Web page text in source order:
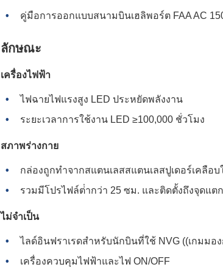
คู่มือการออกแบบสนามบินเฮลิพอร์ต FAA AC
ลักษณะ
เครื่องไฟฟ้า
ไฟฉายไฟแรงสูง LED ประหยัดพลังงาน
ระยะเวลาการใช้งาน LED ≥100,000 ชั่วโมง
สภาพร่างกาย
กล่องถูกทําจากสแตนเลสสแตนเลสปูเดอร์เคลื
รวมมีโปรไฟล์ต่ํากว่า 25 ซม. และติดตั้งถึงจุดแตก
ไม่จําเป็น
ไลด์อินฟราเรดสําหรับนักบินที่ใช้ NVG ((เกมมอ
เครื่องควบคุมไฟฟ้าและไฟ ON/OFF